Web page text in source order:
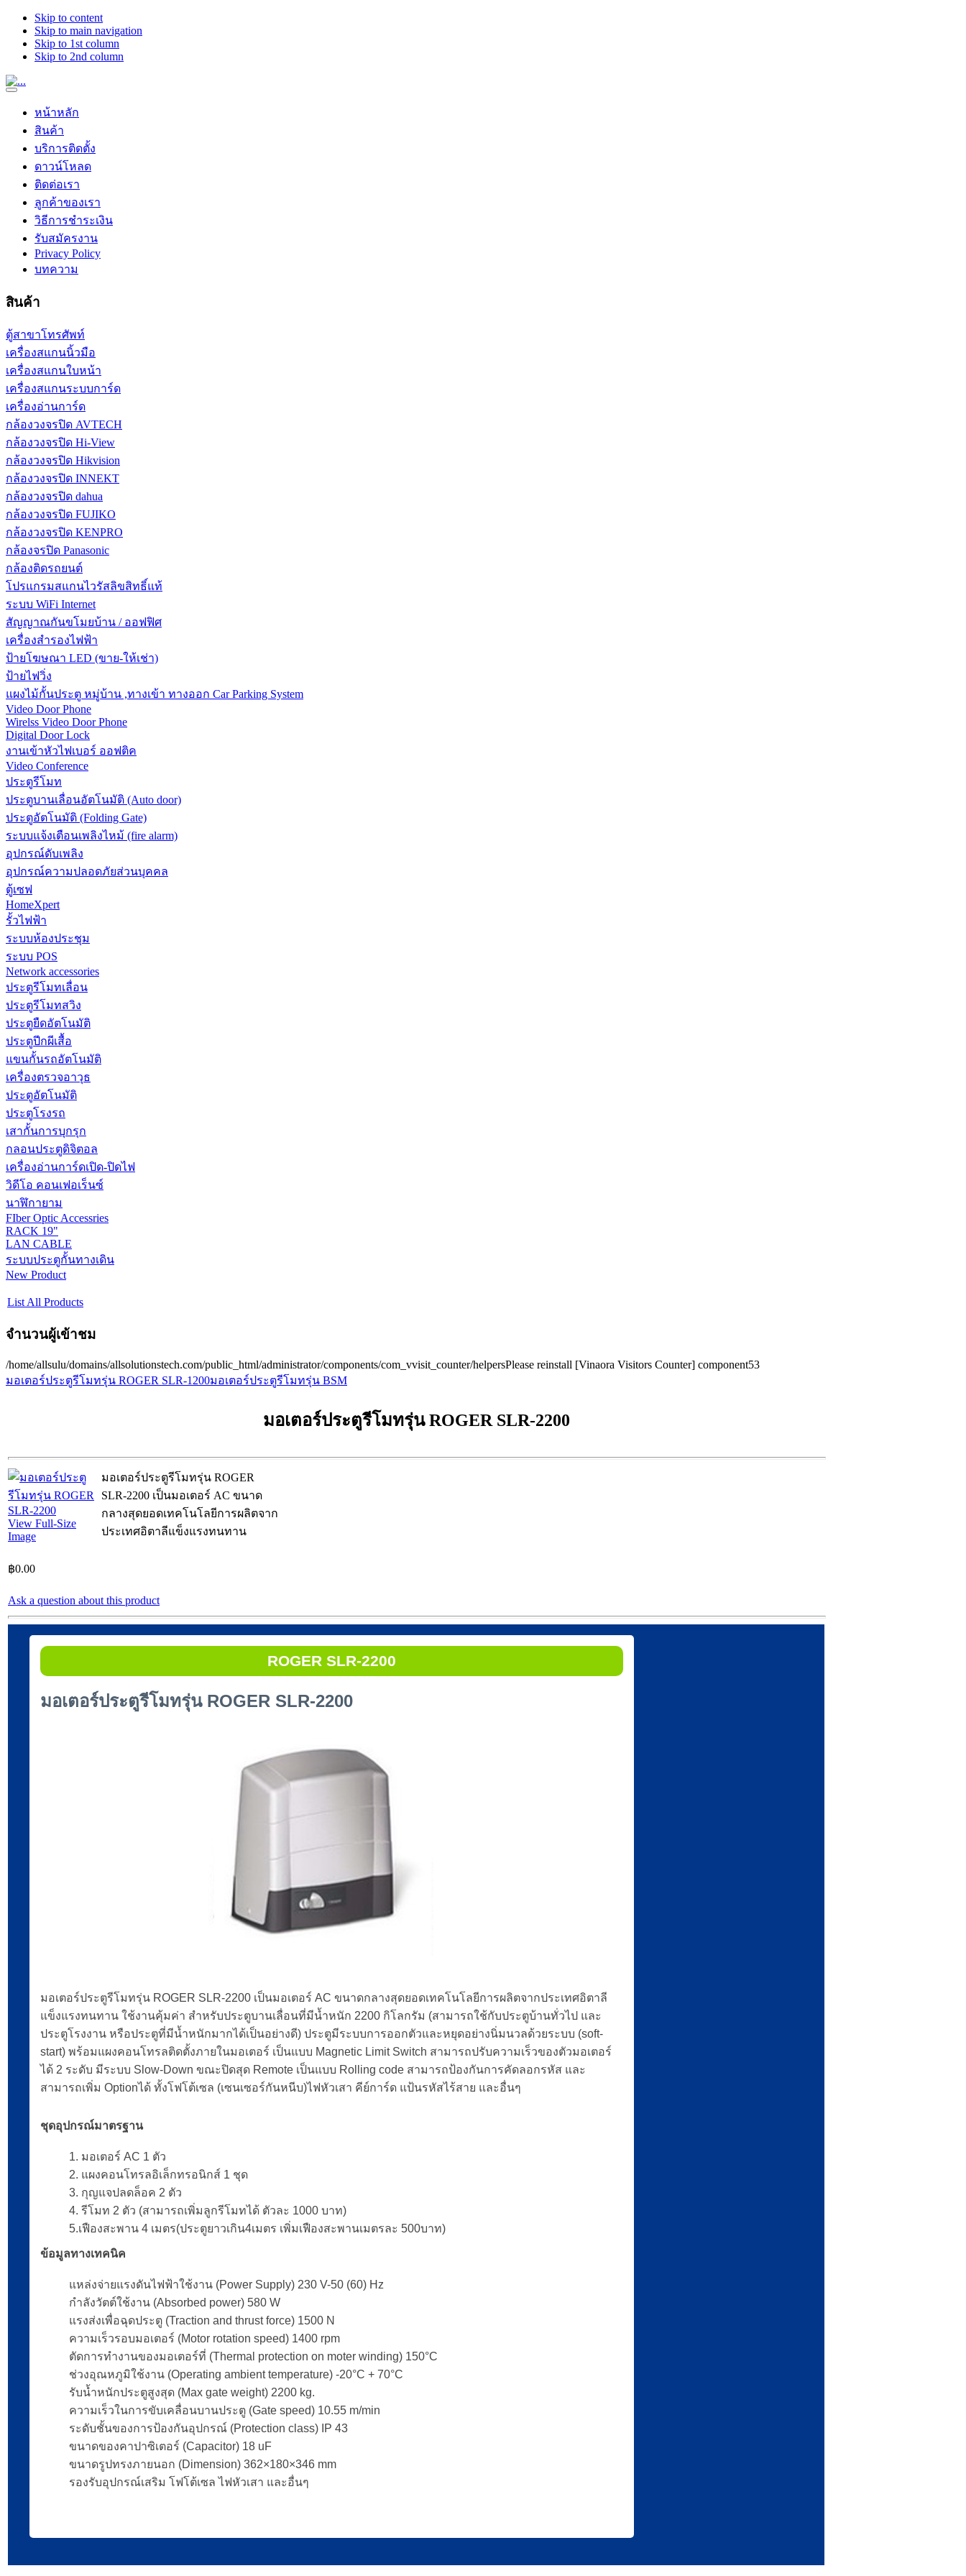
Skip to content
Skip to main navigation
Skip to 1st column
Skip to 2nd column
หน้าหลัก
สินค้า
บริการติดตั้ง
ดาวน์โหลด
ติดต่อเรา
ลูกค้าของเรา
วิธีการชำระเงิน
รับสมัครงาน
Privacy Policy
บทความ
สินค้า
ตู้สาขาโทรศัพท์
เครื่องสแกนนิ้วมือ
เครื่องสแกนใบหน้า
เครื่องสแกนระบบการ์ด
เครื่องอ่านการ์ด
กล้องวงจรปิด AVTECH
กล้องวงจรปิด Hi-View
กล้องวงจรปิด Hikvision
กล้องวงจรปิด INNEKT
กล้องวงจรปิด dahua
กล้องวงจรปิด FUJIKO
กล้องวงจรปิด KENPRO
กล้องจรปิด Panasonic
กล้องติดรถยนต์
โปรแกรมสแกนไวรัสลิขสิทธิ์แท้
ระบบ WiFi Internet
สัญญาณกันขโมยบ้าน / ออฟฟิศ
เครื่องสำรองไฟฟ้า
ป้ายโฆษณา LED (ขาย-ให้เช่า)
ป้ายไฟวิ่ง
แผงไม้กั้นประตู หมู่บ้าน ,ทางเข้า ทางออก Car Parking System
Video Door Phone
Wirelss Video Door Phone
Digital Door Lock
งานเข้าหัวไฟเบอร์ ออฟติค
Video Conference
ประตูรีโมท
ประตูบานเลื่อนอัตโนมัติ (Auto door)
ประตูอัตโนมัติ (Folding Gate)
ระบบแจ้งเตือนเพลิงไหม้ (fire alarm)
อุปกรณ์ดับเพลิง
อุปกรณ์ความปลอดภัยส่วนบุคคล
ตู้เซฟ
HomeXpert
รั้วไฟฟ้า
ระบบห้องประชุม
ระบบ POS
Network accessories
ประตูรีโมทเลื่อน
ประตูรีโมทสวิง
ประตูยืดอัตโนมัติ
ประตูปีกผีเสื้อ
แขนกั้นรถอัตโนมัติ
เครื่องตรวจอาวุธ
ประตูอัตโนมัติ
ประตูโรงรถ
เสากั้นการบุกรุก
กลอนประตูดิจิตอล
เครื่องอ่านการ์ดเปิด-ปิดไฟ
วิดีโอ คอนเฟอเร็นซ์
นาฬิกายาม
FIber Optic Accessries
RACK 19"
LAN CABLE
ระบบประตูกั้นทางเดิน
New Product
List All Products
จำนวนผู้เข้าชม
/home/allsulu/domains/allsolutionstech.com/public_html/administrator/components/com_vvisit_counter/helpersPlease reinstall [Vinaora Visitors Counter] component53
มอเตอร์ประตูรีโมทรุ่น ROGER SLR-1200มอเตอร์ประตูรีโมทรุ่น BSM
มอเตอร์ประตูรีโมทรุ่น ROGER SLR-2200
View Full-Size
Image
มอเตอร์ประตูรีโมทรุ่น ROGER
SLR-2200 เป็นมอเตอร์ AC ขนาด
กลางสุดยอดเทคโนโลยีการผลิตจาก
ประเทศอิตาลีแข็งแรงทนทาน
฿0.00
Ask a question about this product
ROGER SLR-2200
มอเตอร์ประตูรีโมทรุ่น ROGER SLR-2200
มอเตอร์ประตูรีโมทรุ่น ROGER SLR-2200 เป็นมอเตอร์ AC ขนาดกลางสุดยอดเทคโนโลยีการผลิตจากประเทศอิตาลี
แข็งแรงทนทาน ใช้งานคุ้มค่า สำหรับประตูบานเลื่อนที่มีน้ำหนัก 2200 กิโลกรัม (สามารถใช้กับประตูบ้านทั่วไป และ
ประตูโรงงาน หรือประตูที่มีน้ำหนักมากได้เป็นอย่างดี) ประตูมีระบบการออกตัวและหยุดอย่างนิ่มนวลด้วยระบบ (soft-
start) พร้อมแผงคอนโทรลติดตั้งภายในมอเตอร์ เป็นแบบ Magnetic Limit Switch สามารถปรับความเร็วของตัวมอเตอร์
ได้ 2 ระดับ มีระบบ Slow-Down ขณะปิดสุด Remote เป็นแบบ Rolling code สามารถป้องกันการคัดลอกรหัส และ
สามารถเพิ่ม Optionได้ ทั้งโฟโต้เซล (เซนเซอร์กันหนีบ)ไฟหัวเสา คีย์การ์ด แป้นรหัสไร้สาย และอื่นๆ
ชุดอุปกรณ์มาตรฐาน
1. มอเตอร์ AC 1 ตัว
2. แผงคอนโทรลอิเล็กทรอนิกส์ 1 ชุด
3. กุญแจปลดล็อค 2 ตัว
4. รีโมท 2 ตัว (สามารถเพิ่มลูกรีโมทได้ ตัวละ 1000 บาท)
5.เฟืองสะพาน 4 เมตร(ประตูยาวเกิน4เมตร เพิ่มเฟืองสะพานเมตรละ 500บาท)
ข้อมูลทางเทคนิค
แหล่งจ่ายแรงดันไฟฟ้าใช้งาน (Power Supply) 230 V-50 (60) Hz
กำลังวัตต์ใช้งาน (Absorbed power) 580 W
แรงส่งเพื่อฉุดประตู (Traction and thrust force) 1500 N
ความเร็วรอบมอเตอร์ (Motor rotation speed) 1400 rpm
ตัดการทำงานของมอเตอร์ที่ (Thermal protection on moter winding) 150°C
ช่วงอุณหภูมิใช้งาน (Operating ambient temperature) -20°C + 70°C
รับน้ำหนักประตูสูงสุด (Max gate weight) 2200 kg.
ความเร็วในการขับเคลื่อนบานประตู (Gate speed) 10.55 m/min
ระดับชั้นของการป้องกันอุปกรณ์ (Protection class) IP 43
ขนาดของคาปาซิเตอร์ (Capacitor) 18 uF
ขนาดรูปทรงภายนอก (Dimension) 362×180×346 mm
รองรับอุปกรณ์เสริม โฟโต้เซล ไฟหัวเสา และอื่นๆ